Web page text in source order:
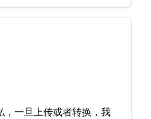
，一旦上传或者转换，我